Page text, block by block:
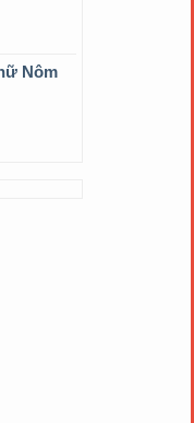
Nôm